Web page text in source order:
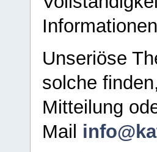
Unseriöse
solche
Mitteilung
Mail